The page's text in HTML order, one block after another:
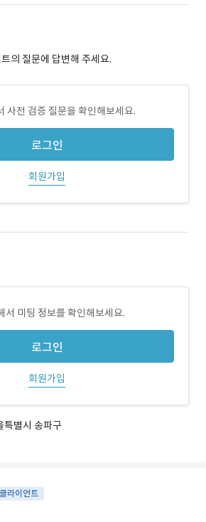
의 질문에 답변해 주세요.
사전 검증 질문을 확인해보세요.
로그인
회원가입
서 미팅 정보를 확인해보세요.
로그인
회원가입
특별시 송파구
클라이언트